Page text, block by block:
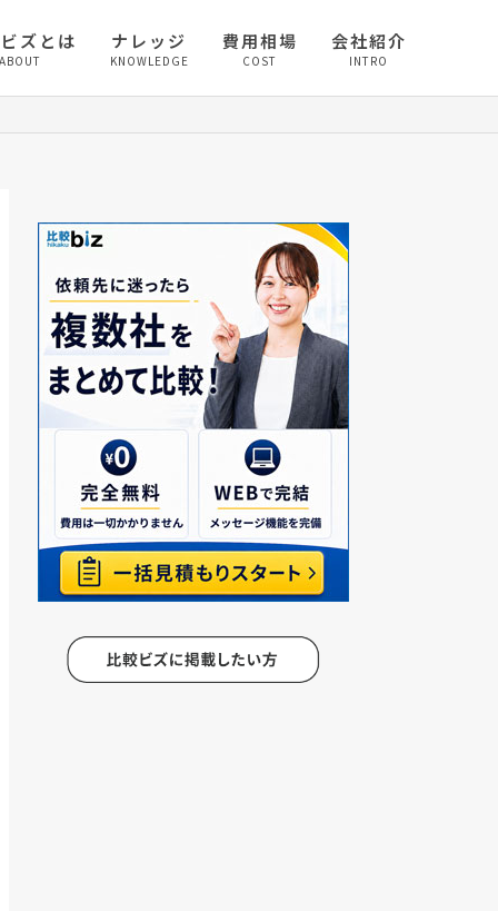
ズとは
ABOUT
ナレッジ
KNOWLEDGE
費用相場
COST
会社紹介
INTRO